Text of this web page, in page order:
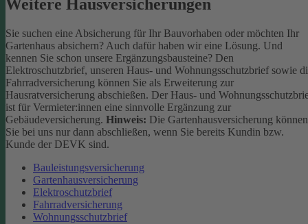
Weitere Hausversicherungen
Sie suchen eine Absicherung für Ihr Bauvorhaben oder möchten Ihr
Gartenhaus absichern? Auch dafür haben wir eine Lösung. Und
kennen Sie schon unsere Ergänzungsbausteine? Den
Elektroschutzbrief, unseren Haus- und Wohnungsschutzbrief sowie
Fahrradversicherung können Sie als Erweiterung zur
Hausratversicherung abschießen. Der Haus- und
ist für Vermieter:innen eine sinnvolle Ergänzung zur
Gebäudeversicherung. Hinweis: Die Gartenhausversicherung können
Sie bei uns nur dann abschließen, wenn Sie bereits Kundin bzw.
Kunde der DEVK sind.
Bauleistungsversicherung
Gartenhausversicherung
Elektroschutzbrief
Fahrradversicherung
Wohnungsschutzbrief